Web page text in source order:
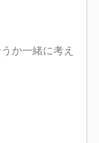
か一緒に考え